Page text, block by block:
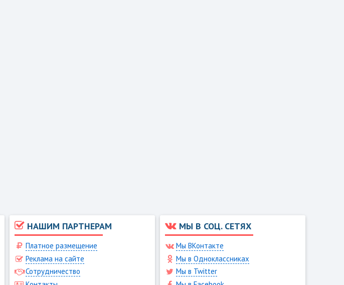
НАШИМ ПАРТНЕРАМ
Платное размещение
Реклама на сайте
Сотрудничество
МЫ В СОЦ. СЕТЯХ
Мы ВКонтакте
Мы в Одноклассниках
Мы в Twitter